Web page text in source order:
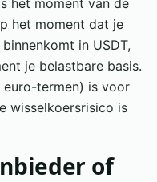
het moment van de
het moment dat je
in USDT,
je belastbare basis.
euro-termen) is voor
wisselkoersrisico is
of